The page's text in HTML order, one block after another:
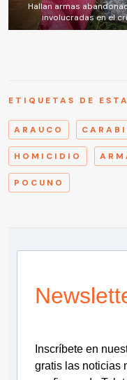
Hallan armas
involucradas en el
ETIQUETAS DE
ARAUCO
HOMICIDIO
POCUNO
Inscríbete en
gratis las noticias